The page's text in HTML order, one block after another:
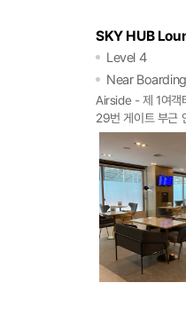
SKY HUB
Level 4
Near
Airside - 제 1여객
29번 게이트 부근